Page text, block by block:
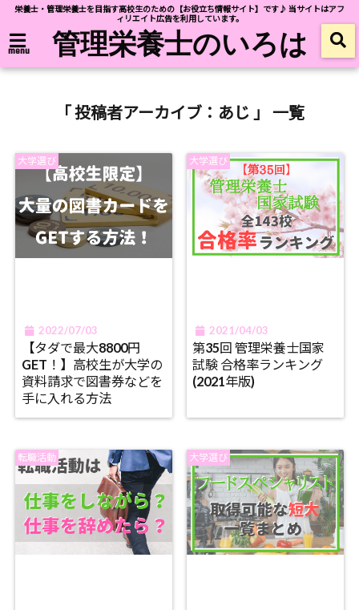
栄養士・管理栄養士を目指す高校生のための【お役立ち情報サイト】です♪ 当サイトはアフ
ィリエイト広告を利用しています。
menu 管理栄養士のいろは
「 投稿者アーカイブ：あじ 」 一覧
大学選び
2022/07/03
【タダで最大8800円
GET！】高校生が大学の
資料請求で図書券などを
手に入れる方法
大学選び
2021/04/03
第35回 管理栄養士国家
試験 合格率ランキング
(2021年版)
転職活動 大学選び